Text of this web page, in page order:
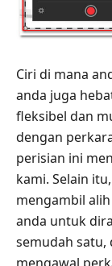
Ciri di mana
anda juga
fleksibel dan
dengan
perisian ini
kami. Selain
mengambil
anda untuk
semudah satu,